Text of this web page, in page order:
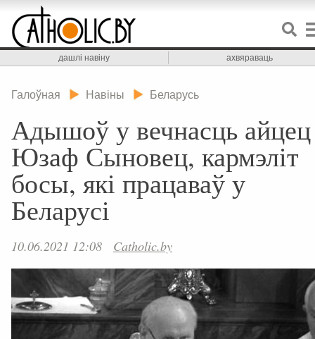
дашлі навіну ахвяраваць
Галоўная Навіны Беларусь
Адышоў у вечнасць айцец
Юзаф Сыновец, кармэліт
босы, які працаваў у
Беларусі
10.06.2021 12:08 Catholic.by